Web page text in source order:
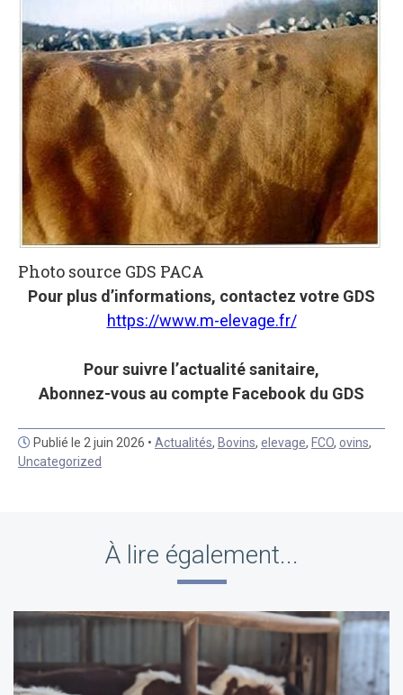
Photo source GDS PACA
Pour plus d’informations, contactez votre GDS
https://www.m-elevage.fr/
Pour suivre l’actualité sanitaire,
Abonnez-vous au compte Facebook du GDS
Publié le 2 juin 2026 • Actualités, Bovins, elevage, FCO, ovins,
Uncategorized
À lire également...